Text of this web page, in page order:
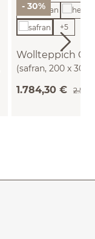
- 30%
Wollteppich
(safran, 200 x 300
+5
1.784,30 €